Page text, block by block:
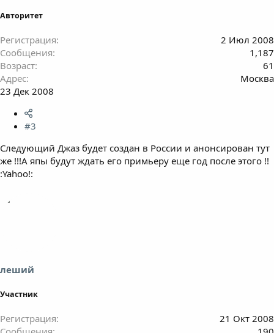
Авторитет
Регистрация
2 Июл 2008
Сообщения
1,187
Возраст
61
Адрес
Москва
23 Дек 2008
#3
Следующий Джаз будет создан в России и анонсирован тут
же !!!А япы будут ждать его примьеру еще год после этого !!
:Yahoo!:
леший
Участник
Регистрация
21 Окт 2008